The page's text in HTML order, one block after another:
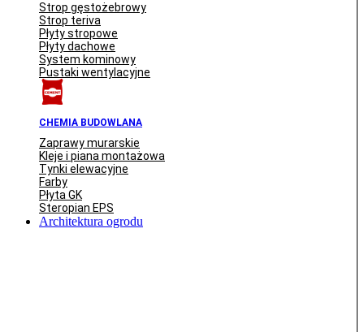
Strop gęstożebrowy
Strop teriva
Płyty stropowe
Płyty dachowe
System kominowy
Pustaki wentylacyjne
CHEMIA BUDOWLANA
Zaprawy murarskie
Kleje i piana montażowa
Tynki elewacyjne
Farby
Płyta GK
Steropian EPS
Architektura ogrodu